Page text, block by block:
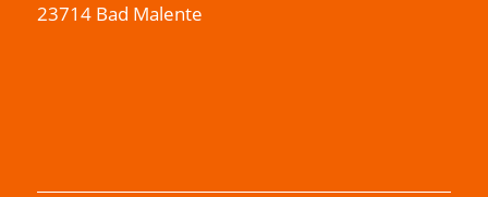
23714 Bad Malente